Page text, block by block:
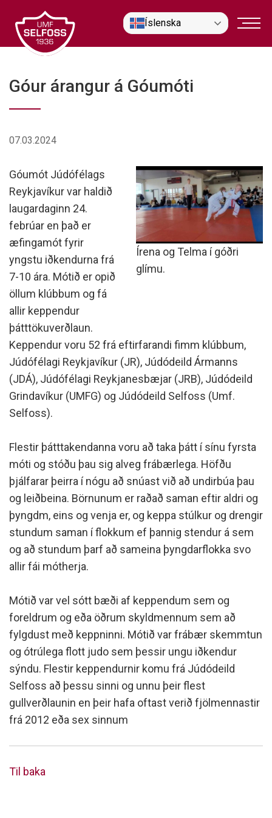
efni
Íslenska
Góur árangur á Góumóti
07.03.2024
Írena og Telma í góðri
glímu.
Góumót Júdófélags
Reykjavíkur var haldið
laugardaginn 24.
febrúar en það er
æfingamót fyrir
yngstu iðkendurna frá
7-10 ára. Mótið er opið
öllum klúbbum og fá
allir keppendur
þátttökuverðlaun.
Keppendur voru 52 frá eftirfarandi fimm klúbbum,
Júdófélagi Reykjavíkur (JR), Júdódeild Ármanns
(JDÁ), Júdófélagi Reykjanesbæjar (JRB), Júdódeild
Grindavíkur (UMFG) og Júdódeild Selfoss (Umf.
Selfoss).
Flestir þátttakendanna voru að taka þátt í sínu fyrsta
móti og stóðu þau sig alveg frábærlega. Höfðu
þjálfarar þeirra í nógu að snúast við að undirbúa þau
og leiðbeina. Börnunum er raðað saman eftir aldri og
þyngdm, eins og venja er, og keppa stúlkur og drengir
stundum saman í flokkum ef þannig stendur á sem
og að stundum þarf að sameina þyngdarflokka svo
allir fái mótherja.
Mótið var vel sótt bæði af keppendum sem og
foreldrum og eða öðrum skyldmennum sem að
fylgdust með keppninni. Mótið var frábær skemmtun
og ótrúlega flott judo sem þessir ungu iðkendur
sýndu. Flestir keppendurnir komu frá Júdódeild
Selfoss að þessu sinni og unnu þeir flest
gullverðlaunin en þeir hafa oftast verið fjölmennastir
frá 2012 eða sex sinnum
Til baka